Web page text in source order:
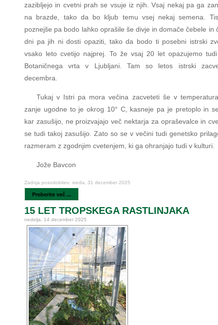
zazibljejo in cvetni prah se vsuje iz njih. Vsaj nekaj pa ga
na brazde, tako da bo kljub temu vsej nekaj semena.
poznejše pa bodo lahko oprašile še divje in domače čebele in
dni pa jih ni dosti opaziti, tako da bodo ti posebni istrski
vsako leto cvetijo najprej. To že vsaj 20 let opazujemo
Botaničnega vrta v Ljubljani. Tam so letos istrski
decembra.
Tukaj v Istri pa mora večina zacveteti še v
zanje ugodne to je okrog 10° C, kasneje pa je pretoplo in
kar zasušijo, ne proizvajajo več nektarja za opraševalce in
se tudi takoj zasušijo. Zato so se v večini tudi genetsko
razmeram z zgodnjim cvetenjem, ki ga ohranjajo tudi v kulturi.
Jože Bavcon
Zadnja posodobitev: sreda, 31 december 2025
Preberite več ...
15 LET TROPSKEGA RASTLINJAKA
nedelja, 14 december 2025